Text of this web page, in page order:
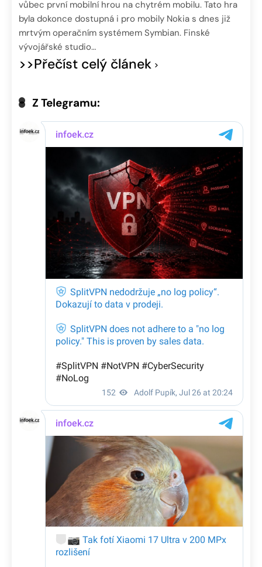
vůbec první mobilní hrou na chytrém mobilu. Tato hra
byla dokonce dostupná i pro mobily Nokia s dnes již
mrtvým operačním systémem Symbian. Finské
vývojářské studio…
>>Přečíst celý článek
Z Telegramu: